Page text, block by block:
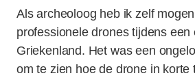
Als archeoloog heb ik zelf
professionele drones tijdens een
Griekenland. Het was een
om te zien hoe de drone in korte